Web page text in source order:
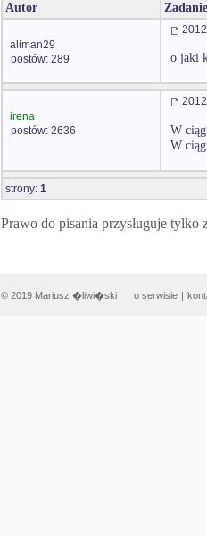
Autor
aliman29
postów: 289
o jaki
irena
postów: 2636
W
W
strony: 1
Prawo do pisania przysługuje
© 2019 Mariusz �liwi�ski o serwisie |